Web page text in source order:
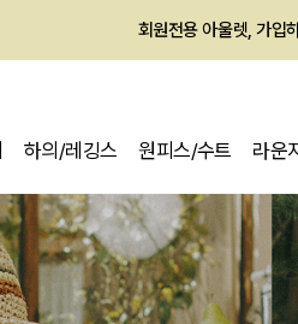
멤버십 최대
하의/레깅스 원피스/수트 라운